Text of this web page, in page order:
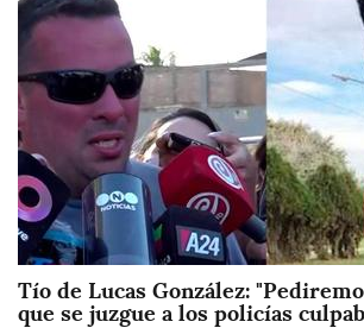
Tío de Lucas González:
que se juzgue a los policías